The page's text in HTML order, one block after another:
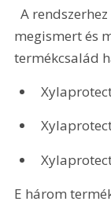
A
megismert és
termékcsalád
E három